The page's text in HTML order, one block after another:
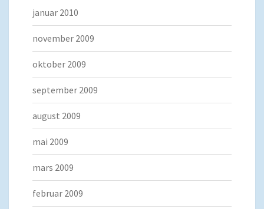
januar 2010
november 2009
oktober 2009
september 2009
august 2009
mai 2009
mars 2009
februar 2009